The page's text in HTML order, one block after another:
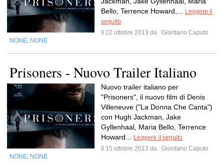
Bello, Terrence Howard,...
Leggere il
seguito
Il 22 ottobre 2013 da
Giordano Caputo
NONE NONE
Prisoners - Nuovo Trailer Italiano
Nuovo trailer italiano per
"Prisoners", il nuovo film di Denis
Villeneuve ("La Donna Che Canta")
con Hugh Jackman, Jake
Gyllenhaal, Maria Bello, Terrence
Howard...
Leggere il seguito
Il 15 ottobre 2013 da
Giordano Caputo
NONE NONE